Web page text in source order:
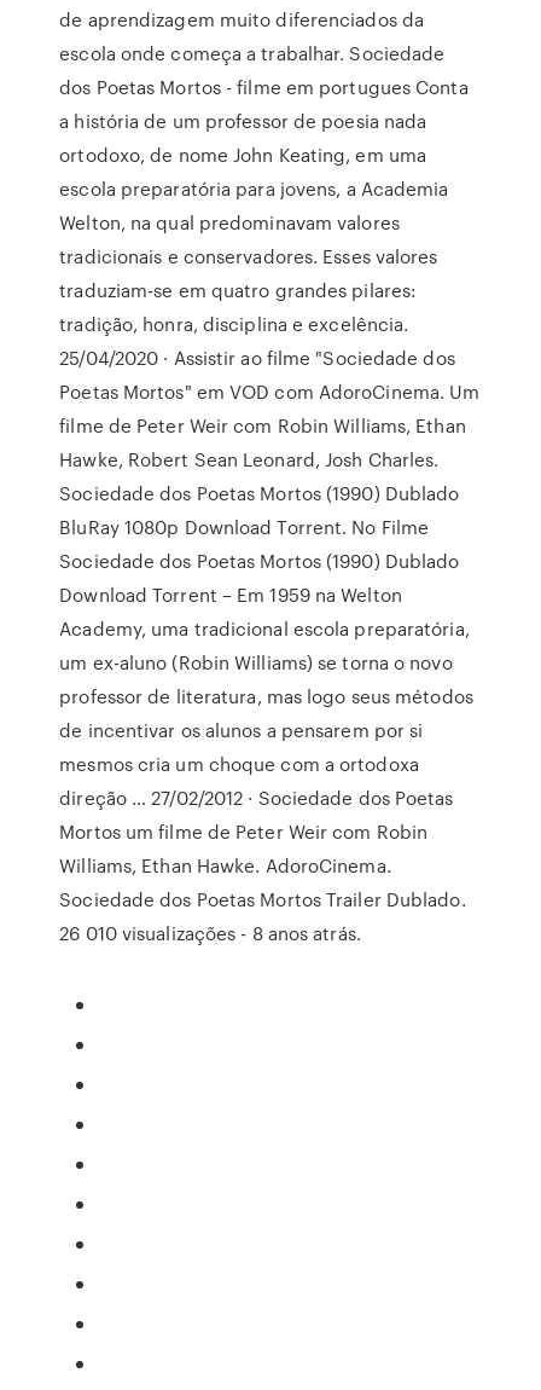
de aprendizagem muito diferenciados da
escola onde começa a trabalhar. Sociedade
dos Poetas Mortos - filme em portugues Conta
a história de um professor de poesia nada
ortodoxo, de nome John Keating, em uma
escola preparatória para jovens, a Academia
Welton, na qual predominavam valores
tradicionais e conservadores. Esses valores
traduziam-se em quatro grandes pilares:
tradição, honra, disciplina e excelência.
25/04/2020 · Assistir ao filme "Sociedade dos
Poetas Mortos" em VOD com AdoroCinema. Um
filme de Peter Weir com Robin Williams, Ethan
Hawke, Robert Sean Leonard, Josh Charles.
Sociedade dos Poetas Mortos (1990) Dublado
BluRay 1080p Download Torrent. No Filme
Sociedade dos Poetas Mortos (1990) Dublado
Download Torrent – Em 1959 na Welton
Academy, uma tradicional escola preparatória,
um ex-aluno (Robin Williams) se torna o novo
professor de literatura, mas logo seus métodos
de incentivar os alunos a pensarem por si
mesmos cria um choque com a ortodoxa
direção … 27/02/2012 · Sociedade dos Poetas
Mortos um filme de Peter Weir com Robin
Williams, Ethan Hawke. AdoroCinema.
Sociedade dos Poetas Mortos Trailer Dublado.
26 010 visualizações - 8 anos atrás.